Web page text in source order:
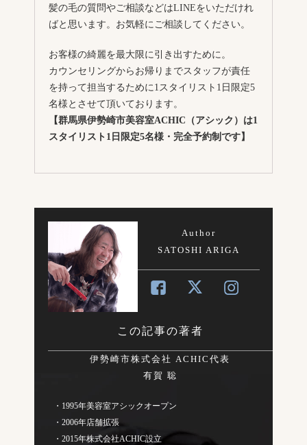
髪の毛の質問やご相談などはLINEをいただけれ
ばと思います。お気軽にご相談してください。
お客様の綺麗を最大限に引き出すために。
カウンセリングからお帰りまでスタッフが責任
を持って担当するために1スタイリスト1日限定5
名様とさせて頂いております。
【群馬県伊勢崎市美容室ACHIC（アシック）は1
スタイリスト1日限定5名様・完全予約制です】
Author
SATOSHI ARIGA
この記事の著者
伊勢崎市株式会社 ACHIC代表
有賀 聡
・1995年美容室アシックオープン
・2006年店舗拡張
・2015年株式会社ACHIC設立